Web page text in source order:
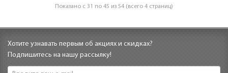
Показано с 31 по 45 из 54 (всего 4 страниц)
Хотите узнавать первым об акциях и скидках?
Подпишитесь на нашу рассылку!